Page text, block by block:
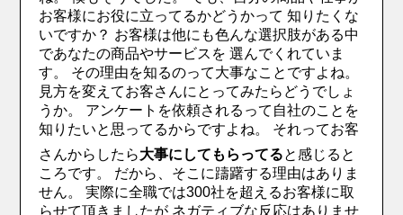
お客様にお役に立ってるかどうかって 知りたくな
いですか？ お客様は他にも色んな選択肢がある中
であなたの商品やサービスを 選んでくれていま
す。 その理由を知るのって大事なことですよね。
見方を変えてお客さんにとってみたらどうでしょ
うか。 アンケートを依頼されるって自社のことを
知りたいと思ってるからですよね。 それってお客
さんからしたら大事にしてもらってると感じると
ころです。 だから、そこに躊躇する理由はありま
せん。 実際に全職では300社を超えるお客様に取
らせて頂きましたが ネガティブな反応はありませ